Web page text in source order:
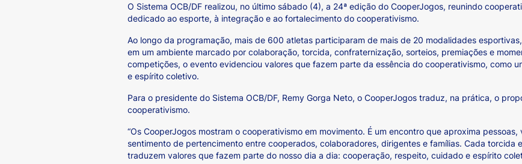
O Sistema OCB/DF realizou, no último sábado (4), a 24ª edição do CooperJogos, reunindo
dedicado ao esporte, à integração e ao fortalecimento do cooperativismo.
Ao longo da programação, mais de 600 atletas participaram de mais de 20 modalidades
em um ambiente marcado por colaboração, torcida, confraternização, sorteios, premiações e
competições, o evento evidenciou valores que fazem parte da essência do cooperativismo, como
e espírito coletivo.
Para o presidente do Sistema OCB/DF, Remy Gorga Neto, o CooperJogos traduz, na prática, o
cooperativismo.
“Os CooperJogos mostram o cooperativismo em movimento. É um encontro que aproxima
sentimento de pertencimento entre cooperados, colaboradores, dirigentes e famílias. Cada torcida
traduzem valores que fazem parte do nosso dia a dia: cooperação, respeito, cuidado e espírito